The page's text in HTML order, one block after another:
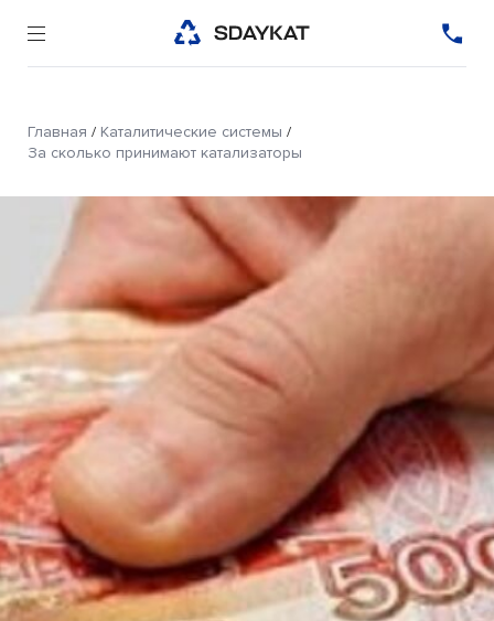
Главная / Каталитические системы /
За сколько принимают катализаторы